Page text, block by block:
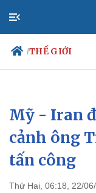
/THẾ GIỚI
Chính trị
Đảng
Tổ chức nhân sự
Quốc hội
Nhận diện sự thật
Mỹ - Iran
cảnh ông
tấn công
Thứ Hai, 06:18, 22/